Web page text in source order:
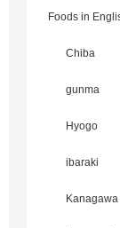
Foods in
Chiba
gunma
Hyogo
ibaraki
Kanagawa